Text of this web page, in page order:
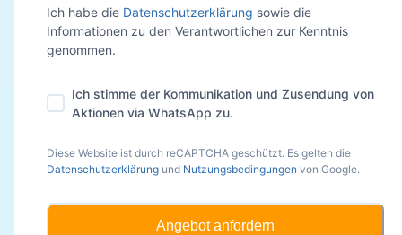
Ich habe die Datenschutzerklärung sowie die
Informationen zu den Verantwortlichen zur Kenntnis
genommen.
Ich stimme der Kommunikation und Zusendung von
Aktionen via WhatsApp zu.
Diese Website ist durch reCAPTCHA geschützt. Es gelten die
Datenschutzerklärung und Nutzungsbedingungen von Google.
Angebot anfordern